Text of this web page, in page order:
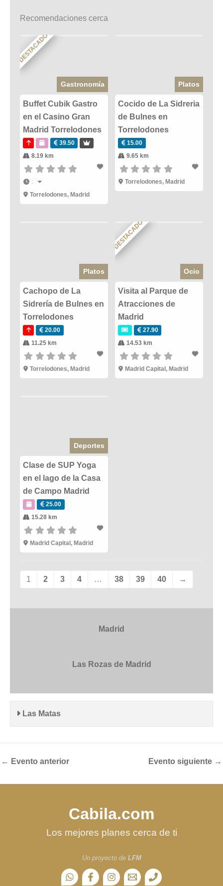
Recomendaciones cerca
DESTACADO
Gastronomía
Buffet Cubik Gastro
en el Casino Gran
Madrid Torrelodones
39.50
8.19 km
:
Torrelodones, Madrid
Platos
Cocido de La Sidreria
de Bulnes en
Torrelodones
15.00
9.65 km
Torrelodones, Madrid
Platos
Cachopo de La
Sidrería de Bulnes en
Torrelodones
20.00
11.25 km
Torrelodones, Madrid
DESTACADO
Ocio
Visita al Parque de
Atracciones de
Madrid
27.90
14.53 km
Madrid Capital , Madrid
Deportes
Clase de SUP Yoga
en el lago de la Casa
de Campo Madrid
25.00
15.28 km
Madrid Capital , Madrid
1 2 3 4 … 38 39 40 →
Madrid
Las Rozas de Madrid
Las Matas
← Evento anterior Evento siguiente →
Cabila.com
Los mejores planes cerca de ti
Un proyecto de LFM